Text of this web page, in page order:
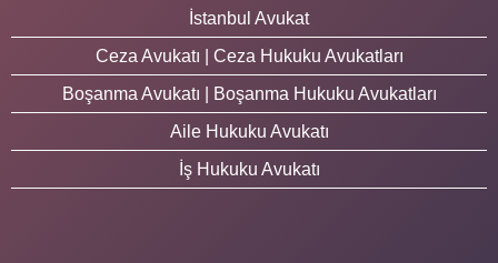
İstanbul Avukat
Ceza Avukatı | Ceza Hukuku Avukatları
Boşanma Avukatı | Boşanma Hukuku Avukatları
Aile Hukuku Avukatı
İş Hukuku Avukatı